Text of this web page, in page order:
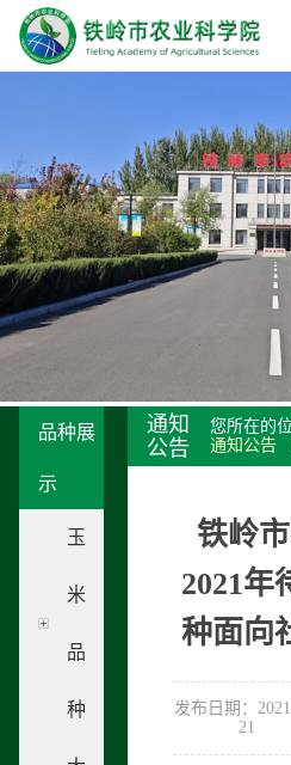
品种展
示
玉
米
品
种
通知
公告
您所在的位
通知公告
铁岭
2021年
种面向
发布日期：
21